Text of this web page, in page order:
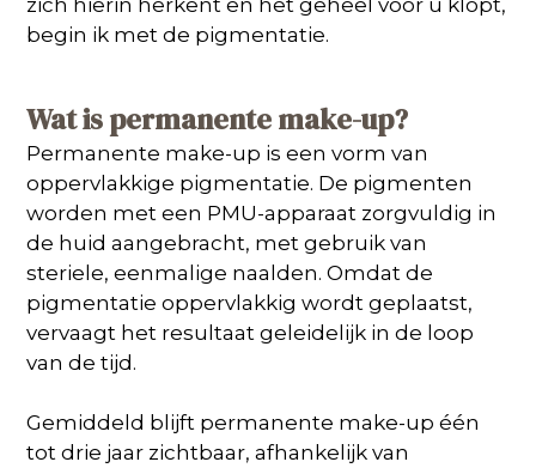
begin ik met de pigmentatie.
Wat is permanente make-up?
Permanente make-up is een vorm van
oppervlakkige pigmentatie. De pigmenten
worden met een PMU-apparaat zorgvuldig in
de huid aangebracht, met gebruik van
steriele, eenmalige naalden. Omdat de
pigmentatie oppervlakkig wordt geplaatst,
vervaagt het resultaat geleidelijk in de loop
van de tijd.
Gemiddeld blijft permanente make-up één
tot drie jaar zichtbaar, afhankelijk van